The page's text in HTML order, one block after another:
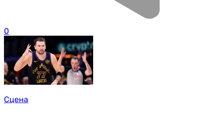
0
Сцена